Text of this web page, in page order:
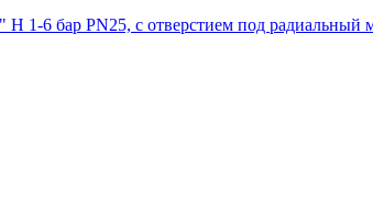
Н 1-6 бар PN25, с отверстием под радиальный